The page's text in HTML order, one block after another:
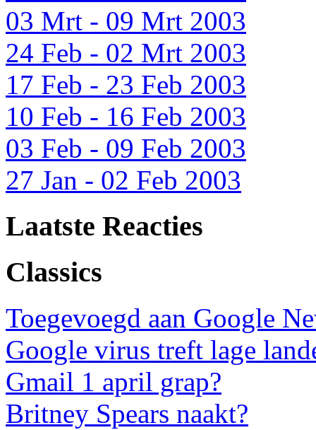
03 Mrt - 09 Mrt 2003
24 Feb - 02 Mrt 2003
17 Feb - 23 Feb 2003
10 Feb - 16 Feb 2003
03 Feb - 09 Feb 2003
27 Jan - 02 Feb 2003
Laatste Reacties
Classics
Toegevoegd aan Google
Google virus treft lage
Gmail 1 april grap?
Britney Spears naakt?